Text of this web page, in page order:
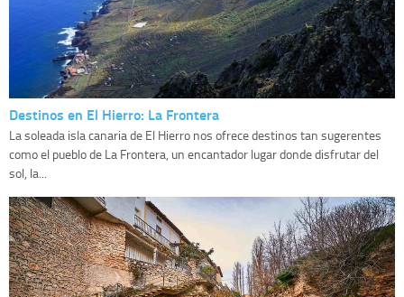
Destinos en El Hierro: La Frontera
La soleada isla canaria de El Hierro nos ofrece destinos tan sugerentes
como el pueblo de La Frontera, un encantador lugar donde disfrutar del
sol, la...